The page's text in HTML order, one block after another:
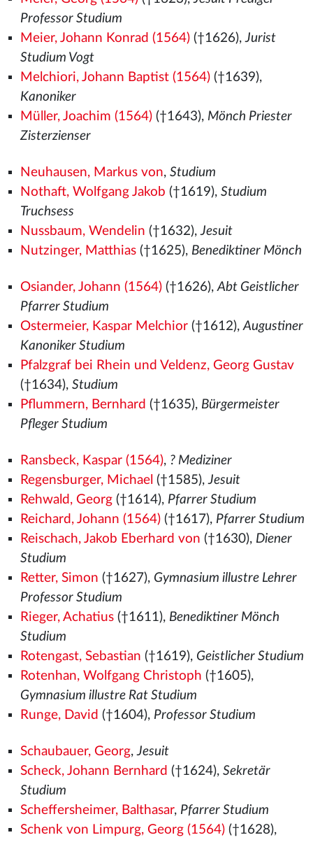
Professor Studium
Meier, Johann Konrad (1564)(†1626),Jurist
Studium Vogt
Melchiori, Johann Baptist (1564)(†1639),
Kanoniker
Müller, Joachim (1564)(†1643), Mönch Priester
Zisterzienser
Neuhausen, Markus von, Studium
Nothaft, Wolfgang Jakob (†1619), Studium
Truchsess
Nussbaum, Wendelin (†1632),Jesuit
Nutzinger, Matthias(†1625), Benediktiner Mönch
Osiander, Johann (1564)(†1626),Abt Geistlicher
Pfarrer Studium
Ostermeier, Kaspar Melchior(†1612),Augustiner
Kanoniker Studium
Pfalzgraf bei Rhein und Veldenz, Georg Gustav
(†1634), Studium
Pflummern, Bernhard (†1635), Bürgermeister
Pfleger Studium
Ransbeck, Kaspar (1564), ? Mediziner
Regensburger, Michael (†1585),Jesuit
Rehwald, Georg(†1614), Pfarrer Studium
Reichard, Johann (1564)(†1617), Pfarrer Studium
Reischach, Jakob Eberhard von (†1630), Diener
Studium
Retter, Simon (†1627), Gymnasium illustre Lehrer
Professor Studium
Rieger, Achatius(†1611), Benediktiner Mönch
Studium
Rotengast, Sebastian (†1619), Geistlicher Studium
Rotenhan, Wolfgang Christoph (†1605),
Gymnasium illustre Rat Studium
Runge, David (†1604), Professor Studium
Schaubauer, Georg,Jesuit
Scheck, Johann Bernhard (†1624), Sekretär
Studium
Scheffersheimer, Balthasar, Pfarrer Studium
Schenk von Limpurg, Georg (1564)(†1628),